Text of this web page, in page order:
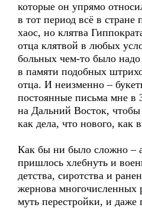
которые он упрямо
в тот период всё в
хаос, но клятва
отца клятвой в любых
больных чем-то было
в памяти подобных
отца. И неизменно –
постоянные письма мне в
на Дальний Восток, чтобы
как дела, что нового, как
Как бы ни было сложно –
пришлось хлебнуть и
детства, сиротства и
жернова многочисленных
муть перестройки, и даже